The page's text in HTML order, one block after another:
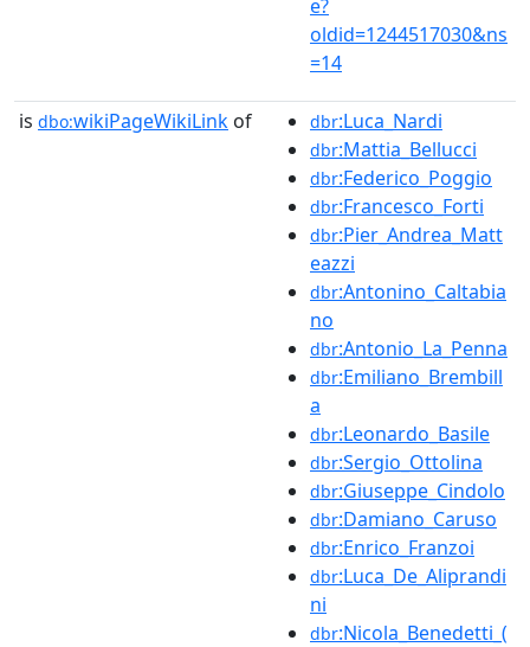
e?
oldid=1244517030&ns
=14
is dbo:wikiPageWikiLink of dbr:Luca_Nardi
dbr:Mattia_Bellucci
dbr:Federico_Poggio
dbr:Francesco_Forti
dbr:Pier_Andrea_Matt
eazzi
dbr:Antonino_Caltabia
no
dbr:Antonio_La_Penna
dbr:Emiliano_Brembill
a
dbr:Leonardo_Basile
dbr:Sergio_Ottolina
dbr:Giuseppe_Cindolo
dbr:Damiano_Caruso
dbr:Enrico_Franzoi
dbr:Luca_De_Aliprandi
ni
dbr:Nicola_Benedetti_(